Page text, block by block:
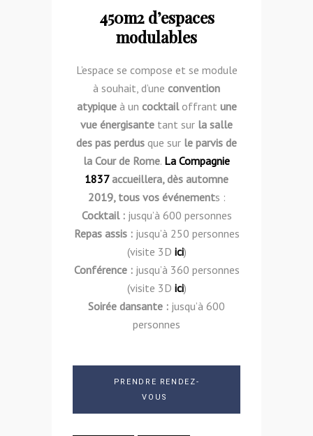
450m2 d’espaces
modulables
L’espace se compose et se module
à souhait, d’une convention
atypiqueà un cocktailoffrant une
vue énergisante tant sur la salle
des pas perdus que sur le parvis de
la Cour de Rome. La Compagnie
1837accueillera, dès automne
2019, tous vos événements :
Cocktail :jusqu’à 600 personnes
Repas assis :jusqu’à 250 personnes
(visite 3D ici)
Conférence :jusqu’à 360 personnes
(visite 3D ici)
Soirée dansante : jusqu’à 600
personnes
PRENDRE RENDEZ-
VOUS